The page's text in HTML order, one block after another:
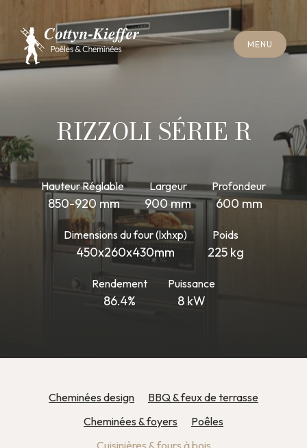
M EN U
MENU
F
R ME R
RIZZOLI SÉRIE R
Hauteur Réglable
850-920 mm
Largeur
900 mm
Profondeur
600 mm
Dimensions du four (lxhxp)
450x260x430mm
Poids
225 kg
Rendement
86.4%
Puissance
8 kW
Cheminées design
BBQ & feux de terrasse
Cheminées & foyers
Poêles
Cuisinières & fours à bois